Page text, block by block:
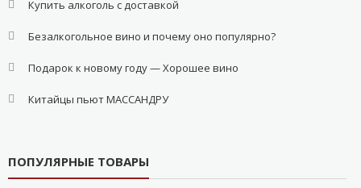
Купить алкоголь с доставкой
Безалкогольное вино и почему оно популярно?
Подарок к новому году — Хорошее вино
Китайцы пьют МАССАНДРУ
ПОПУЛЯРНЫЕ ТОВАРЫ